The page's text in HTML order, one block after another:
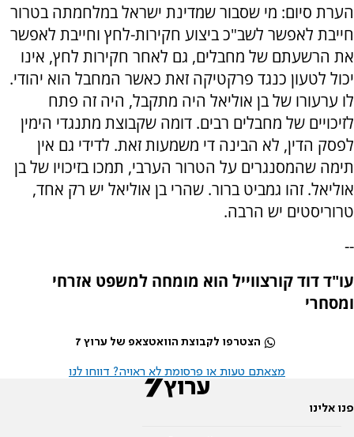
הערת סיום: מי שסבור שמדינת ישראל במלחמתה בטרור
חייבת לאפשר לשב"כ ביצוע חקירות-לחץ וחייבת לאפשר
את הרשעתם של מחבלים, גם לאחר חקירות לחץ, אינו
יכול לטעון כנגד פרקטיקה זאת כאשר המחבל הוא יהודי.
לו ערעורו של בן אוליאל היה מתקבל, היה זה פתח
לזיכויים של מחבלים רבים. דומה שקבוצת מתנגדי הימין
לפסק הדין, לא הבינה די משמעות זאת. לדידי גם אין
תימה שהמסנגרים על הטרור הערבי, תמכו בזיכויו של בן
אוליאל. זהו גמביט ברור. שהרי בן אוליאל יש רק אחד,
טרוריסטים יש הרבה.
--
עו"ד דוד קורצווייל הוא מומחה למשפט אזרחי
ומסחרי
הצטרפו לקבוצת הוואטצאפ של ערוץ 7
מצאתם טעות או פרסומת לא ראויה? דווחו לנו
פנו אלינו